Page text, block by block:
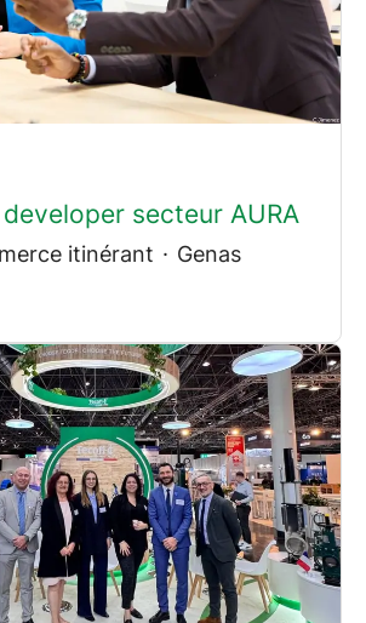
secteur AURA
itinérant · Genas